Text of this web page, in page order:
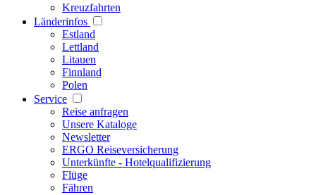
Kreuzfahrten
Länderinfos
Estland
Lettland
Litauen
Finnland
Polen
Service
Reise anfragen
Unsere Kataloge
Newsletter
ERGO Reiseversicherung
Unterkünfte - Hotelqualifizierung
Flüge
Fähren